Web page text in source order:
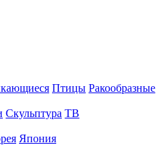
Птицы Ракообразные
Скульптура ТВ
Япония